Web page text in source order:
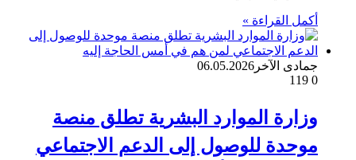
أكمل القراءة »
جمادى الآخر 06.05.2026
0
وزارة الموارد البشرية تطلق منصة
موحدة للوصول إلى الدعم الاجتماعي